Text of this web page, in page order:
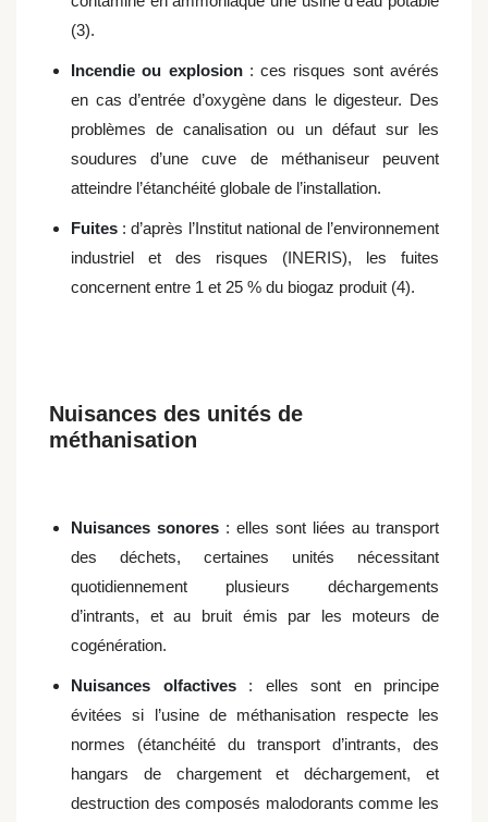
(3).
Incendie ou explosion: ces risques sont avérés
en cas d’entrée d’oxygène dans le digesteur. Des
problèmes de canalisation ou un défaut sur les
soudures d’une cuve de méthaniseur peuvent
atteindre l’étanchéité globale de l’installation.
Fuites : d’après l’Institut national de l’environnement
industriel et des risques (INERIS), les fuites
concernent entre 1 et 25 % du biogaz produit (4).
Nuisances des unités de
méthanisation
Nuisances sonores : elles sont liées au transport
des déchets, certaines unités nécessitant
quotidiennement plusieurs déchargements
d’intrants, et au bruit émis par les moteurs de
cogénération.
Nuisances olfactives: elles sont en principe
évitées si l’usine de méthanisation respecte les
normes (étanchéité du transport d’intrants, des
hangars de chargement et déchargement, et
destruction des composés malodorants comme les